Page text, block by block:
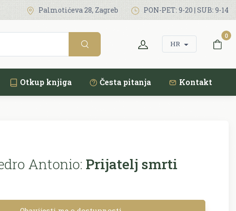
Palmotićeva 28, Zagreb PON-PET: 9-20 | SUB: 9-14
HR
0
Otkup knjiga Česta pitanja Kontakt
Antonio: Prijatelj smrti